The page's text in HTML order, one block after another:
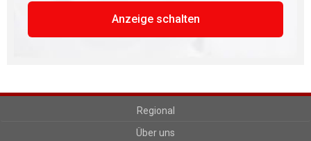
Anzeige schalten
Regional
Über uns